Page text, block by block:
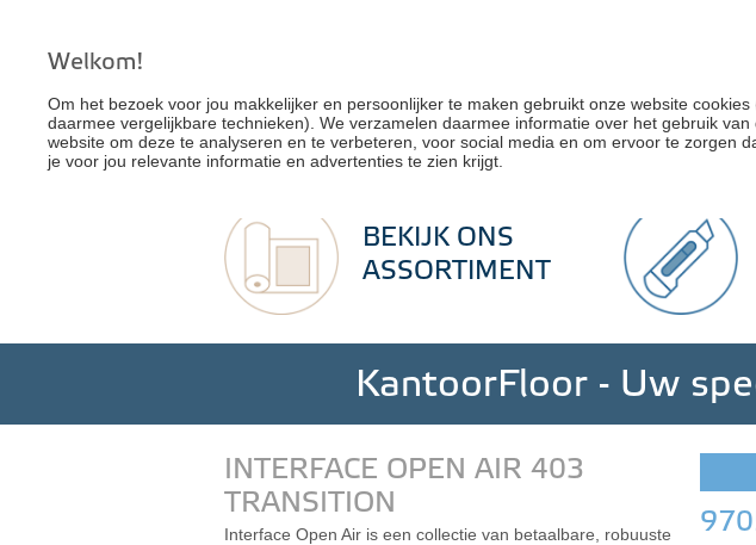
Welkom!
Om het bezoek voor jou makkelijker en persoonlijker te maken gebruikt onze website cookies
daarmee vergelijkbare technieken). We verzamelen daarmee informatie over het gebruik van
website om deze te analyseren en te verbeteren, voor social media en om ervoor te zorgen
je voor jou relevante informatie en advertenties te zien krijgt.
Gratis stalen
BEKIJK ONS
ASSORTIMENT
KantoorFloor - Uw
INTERFACE OPEN AIR 403
TRANSITION
Interface Open Air is een collectie van betaalbare, robuuste